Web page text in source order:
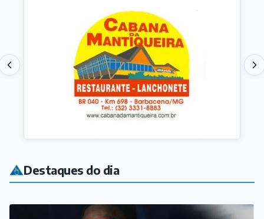
Destaques do dia
Natural de Carandaí, atacante Jajá marca no empate
entre Remo e Atlético-MG pelo Brasileirão